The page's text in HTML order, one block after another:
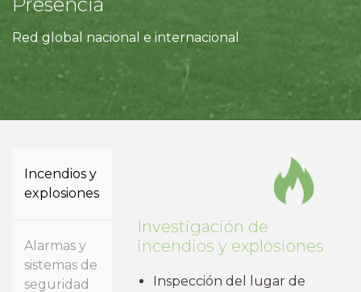
Red global nacional e internacional
Incendios y
explosiones
Alarmas y
sistemas de
seguridad
Investigación de
incendios y explosiones
Inspección del lugar de